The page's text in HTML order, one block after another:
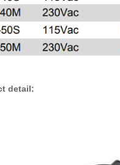
detail: